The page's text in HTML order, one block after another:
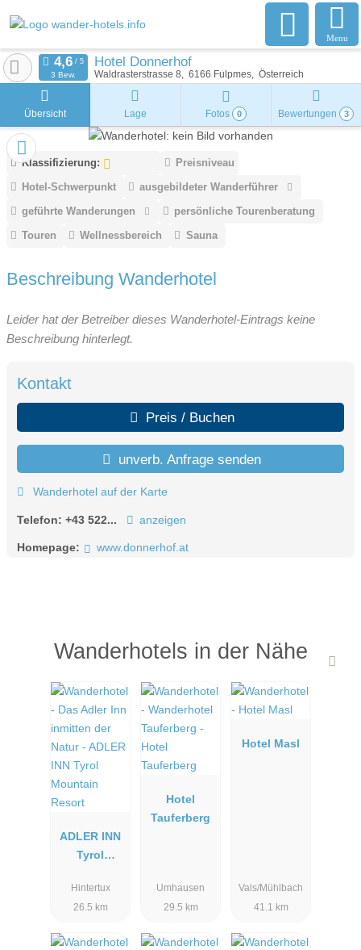
Menu
Hotel Donnerhof
Waldrasterstrasse 8 6166 Fulpmes Österreich
3 Bew.
Übersicht Lage Fotos 0 Bewertungen 3
Klassifizierung:
Preisniveau
Hotel-Schwerpunkt
ausgebildeter Wanderführer
geführte Wanderungen
persönliche Tourenberatung
Touren
Wellnessbereich Sauna
Beschreibung Wanderhotel
Leider hat der Betreiber dieses Wanderhotel-Eintrags keine
Beschreibung hinterlegt.
Kontakt
Preis / Buchen
unverb. Anfrage senden
Wanderhotel auf der Karte
Telefon: +43 522... anzeigen
Homepage: www.donnerhof.at
Wanderhotels in der Nähe
ADLER INN
Tyrol
Resort
Hintertux
26.5 km
Hotel
Tauferberg
Umhausen
29.5 km
Hotel Masl
Vals/Mühlbach
41.1 km